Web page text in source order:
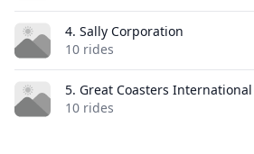
4. Sally Corporation
10 rides
5. Great Coasters International
10 rides